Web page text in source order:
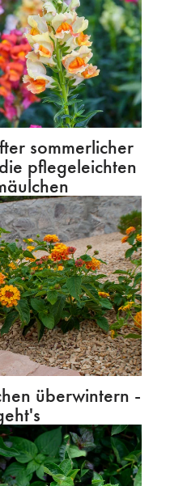
sommerlicher
pflegeleichten
überwintern -